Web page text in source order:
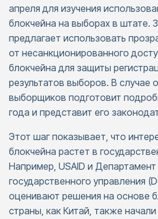
апреля для изучения
блокчейна на выборах в штате.
предлагает использовать
от несанкционированного
блокчейна для защиты
результатов выборов. В случае
выборщиков подготовит
года и представит его
Этот шаг показывает, что
блокчейна растет в
Например, USAID и
государственного управления
оценивают решения на основе
страны, как Китай, также